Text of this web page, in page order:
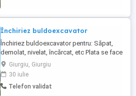
Închiriez buldoexcavator
Închiriez buldoexcavator pentru: Săpat,
demolat, nivelat, încărcat, etc Plata se face
la ore de funcționare pt lucrări mici sau la
lună pentru lucrări de durată. Rel la tel:
Giurgiu, Giurgiu
30 iulie
Telefon validat